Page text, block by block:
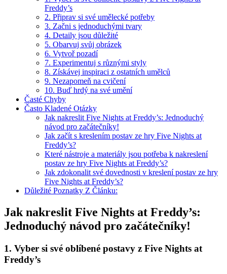
Freddy’s
2. Připrav si své umělecké potřeby
3. Začni s jednoduchými tvary
4. Detaily jsou důležité
5. Obarvuj svůj obrázek
6. Vytvoř pozadí
7. Experimentuj s různými styly
8. Získávej inspiraci z ostatních umělců
9. Nezapomeň na cvičení
10. Buď hrdý na své umění
Časté Chyby
Často Kladené Otázky
Jak nakreslit Five Nights at Freddy’s: Jednoduchý
návod pro začátečníky!
Jak začít s kreslením postav ze hry Five Nights at
Freddy’s?
Které nástroje a materiály jsou potřeba k nakreslení
postav ze hry Five Nights at Freddy’s?
Jak zdokonalit své dovednosti v kreslení postav ze hry
Five Nights at Freddy’s?
Důležité Poznatky Z Článku:
Jak nakreslit Five Nights at Freddy’s:
Jednoduchý návod pro začátečníky!
1. Vyber si své oblíbené postavy z Five Nights at
Freddy’s